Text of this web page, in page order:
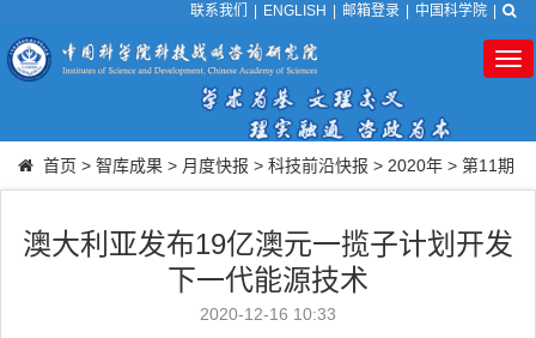
联系我们 ENGLISH 邮箱登录 中国科学院
首页 > 智库成果 > 月度快报 > 科技前沿快报 > 2020年 > 第11期
澳大利亚发布19亿澳元一揽子计划开发
下一代能源技术
2020-12-16 10:33